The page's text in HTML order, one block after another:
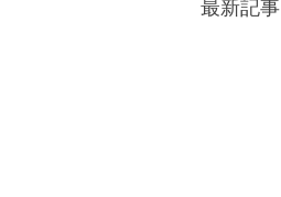
最新記事